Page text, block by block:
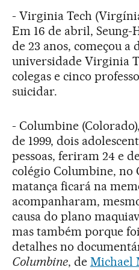
- Virginia Tech
Em 16 de abril, Seung-
de 23 anos, começou a
universidade Virginia
colegas e cinco
suicidar.
- Columbine
de 1999, dois
pessoas, feriram 24 e
colégio Columbine, no
matança ficará na
acompanharam,
causa do plano
mas também porque
detalhes no
Columbine, de Michael